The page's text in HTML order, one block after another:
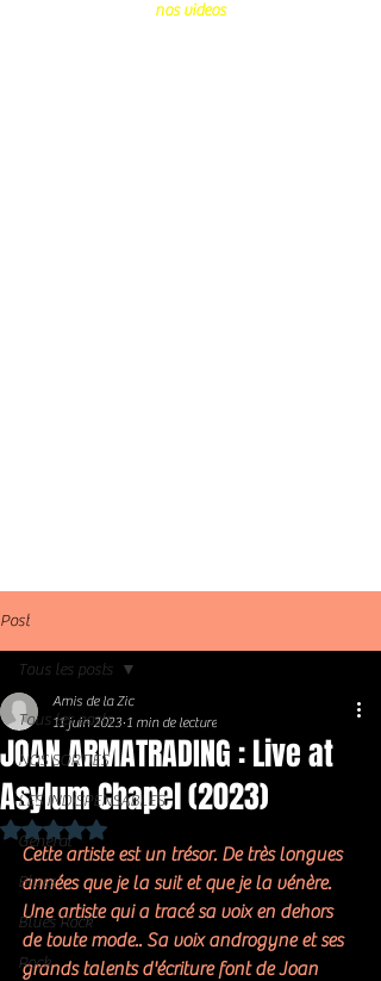
nos videos
Post
Tous les posts
NOS SORTIES
LES INDISPENSABLES
Général
Blues
Blues Rock
Rock
Tous les posts
JOAN ARMATRADING : Live at
Asylum Chapel (2023)
Amis de la Zic
11 juin 2023 1 min de lecture
Noté NaN étoiles sur 5.
Cette artiste est un trésor. De très longues
années que je la suit et que je la vénère.
Une artiste qui a tracé sa voix en dehors
de toute mode.. Sa voix androgyne et ses
grands talents d'écriture font de Joan